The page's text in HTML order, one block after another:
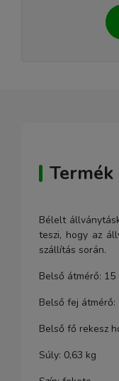
Bélelt
teszi, hogy az
szállítás során.
Belső átmérő: 15
Belső fej átmérő:
Belső fő rekesz
Súly: 0,63 kg